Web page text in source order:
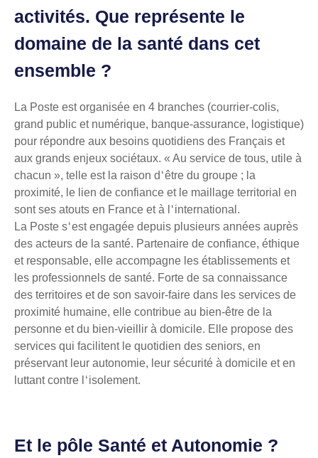
activités. Que représente le
domaine de la santé dans cet
ensemble ?
La Poste est organisée en 4 branches (courrier-colis,
grand public et numérique, banque-assurance, logistique)
pour répondre aux besoins quotidiens des Français et
aux grands enjeux sociétaux. « Au service de tous, utile à
chacun », telle est la raison d ‘ être du groupe ; la
proximité, le lien de confiance et le maillage territorial en
sont ses atouts en France et à l ‘ international.
La Poste s ‘ est engagée depuis plusieurs années auprès
des acteurs de la santé. Partenaire de confiance, éthique
et responsable, elle accompagne les établissements et
les professionnels de santé. Forte de sa connaissance
des territoires et de son savoir-faire dans les services de
proximité humaine, elle contribue au bien-être de la
personne et du bien-vieillir à domicile. Elle propose des
services qui facilitent le quotidien des seniors, en
préservant leur autonomie, leur sécurité à domicile et en
luttant contre l ‘ isolement.
Et le pôle Santé et Autonomie ?